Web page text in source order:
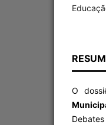
O